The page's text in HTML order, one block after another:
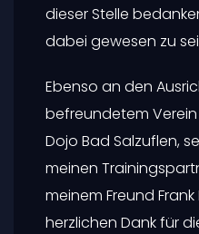
dieser Stelle
dabei gewesen zu
Ebenso an den
befreundetem
Dojo Bad Salzuflen,
meinen
meinem Freund
herzlichen Dank für